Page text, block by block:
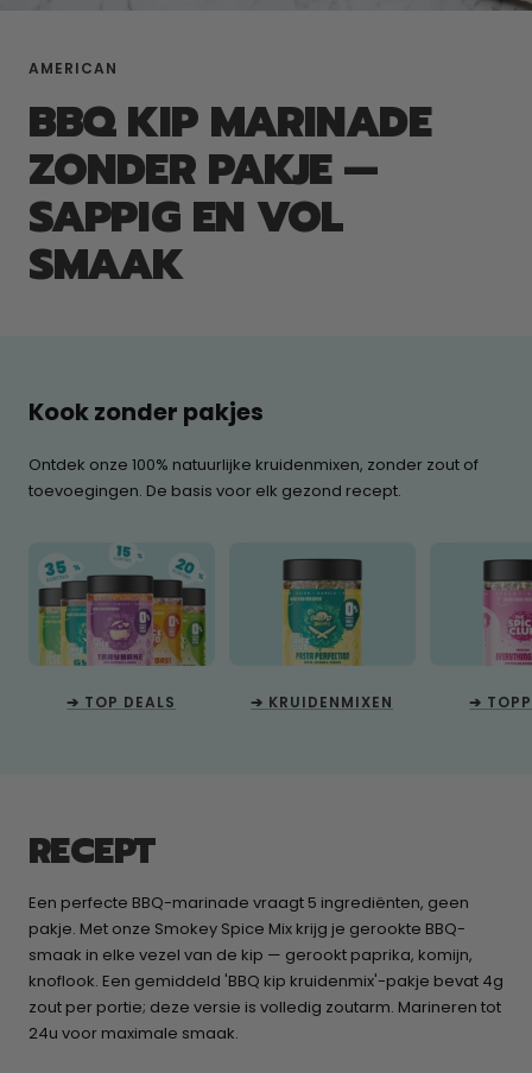
AMERICAN
BBQ KIP MARINADE
ZONDER PAKJE —
SAPPIG EN VOL
SMAAK
Kook zonder pakjes
Ontdek onze 100% natuurlijke kruidenmixen, zonder zout of
toevoegingen. De basis voor elk gezond recept.
➔ TOP DEALS ➔ KRUIDENMIXEN ➔
RECEPT
Een perfecte BBQ-marinade vraagt 5 ingrediënten, geen
pakje. Met onze Smokey Spice Mix krijg je gerookte BBQ-
smaak in elke vezel van de kip — gerookt paprika, komijn,
knoflook. Een gemiddeld 'BBQ kip kruidenmix'-pakje bevat 4g
zout per portie; deze versie is volledig zoutarm. Marineren tot
24u voor maximale smaak.